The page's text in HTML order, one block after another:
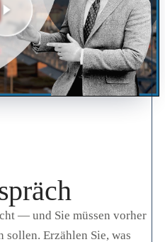
— und Sie müssen vorher
sollen. Erzählen Sie, was